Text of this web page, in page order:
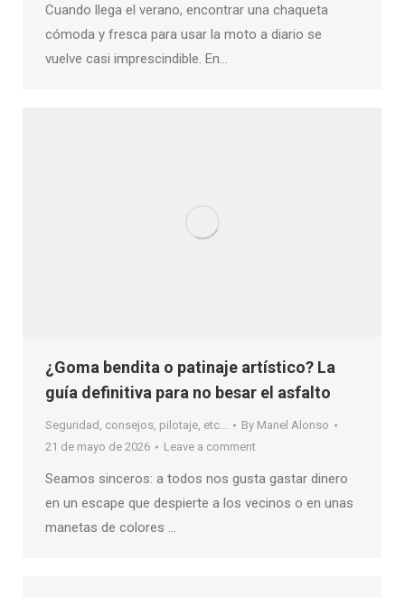
Cuando llega el verano, encontrar una chaqueta
cómoda y fresca para usar la moto a diario se
vuelve casi imprescindible. En…
¿Goma bendita o patinaje artístico? La
guía definitiva para no besar el asfalto
Seguridad, consejos, pilotaje, etc... By Manel Alonso
21 de mayo de 2026
Leave a comment
Seamos sinceros: a todos nos gusta gastar dinero
en un escape que despierte a los vecinos o en unas
manetas de colores …